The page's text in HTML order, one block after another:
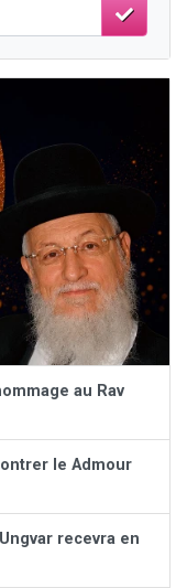
au Rav
le Admour
recevra en